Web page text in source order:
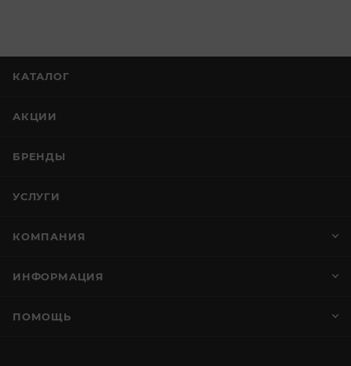
КАТАЛОГ
АКЦИИ
БРЕНДЫ
УСЛУГИ
КОМПАНИЯ
ИНФОРМАЦИЯ
ПОМОЩЬ